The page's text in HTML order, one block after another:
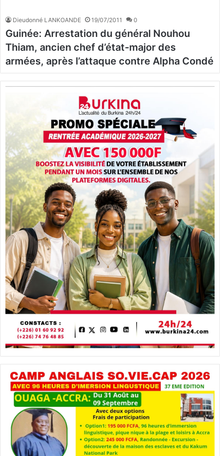
Dieudonné LANKOANDE 19/07/2011 0
Guinée: Arrestation du général Nouhou
Thiam, ancien chef d’état-major des
armées, après l’attaque contre Alpha Condé